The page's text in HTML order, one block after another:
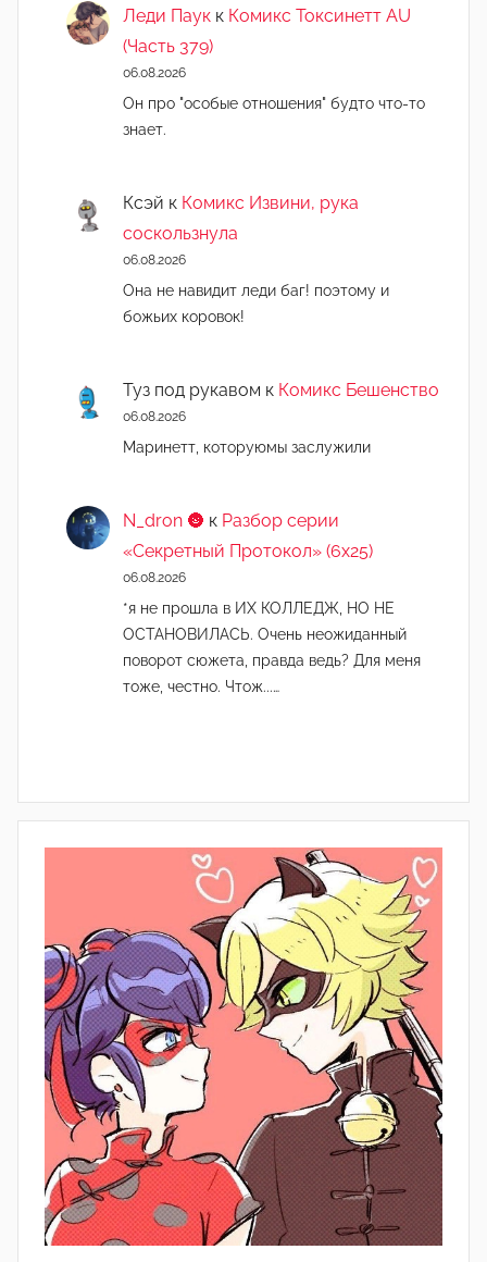
Леди Паук к Комикс Токсинетт AU
(Часть 379)
06.08.2026
Он про "особые отношения" будто что-то
знает.
Ксэй к Комикс Извини, рука
соскользнула
06.08.2026
Она не навидит леди баг! поэтому и
божьих коровок!
Туз под рукавом к Комикс Бешенство
06.08.2026
Маринетт, которуюмы заслужили
N_dron 🌚 к Разбор серии
«Секретный Протокол» (6х25)
06.08.2026
*я не прошла в ИХ КОЛЛЕДЖ, НО НЕ
ОСТАНОВИЛАСЬ. Очень неожиданный
поворот сюжета, правда ведь? Для меня
тоже, честно. Чтож...…